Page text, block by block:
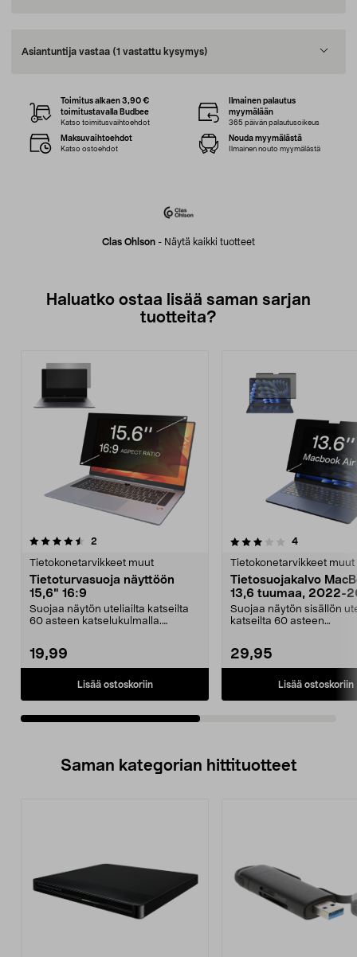
Asiantuntija vastaa (1 vastattu kysymys)
Clas Ohlson - Näytä kaikki tuotteet
Toimitus alkaen 3,90 €
toimitustavalla Budbee
Katso toimitusvaihtoehdot
Ilmainen palautus
myymälään
365 päivän palautusoikeus
Maksuvaihtoehdot
Katso ostoehdot
Nouda myymälästä
Ilmainen nouto myymälästä
Haluatko ostaa lisää saman sarjan
tuotteita?
2
Tietokonetarvikkeet muut
Tietoturvasuoja näyttöön
15,6" 16:9
Suojaa näytön uteliailta katseilta
60 asteen katselukulmalla.
19,99
Lisää ostoskoriin
3.5viidestä
4arvostelut
Tietokonetarvikkeet muut
Tietosuojakalvo
13,6 tuumaa, 2022-
Suojaa näytön sisällön
katseilta 60 asteen
29,95
Lisää ostoskoriin
2.0viidestä
Saman kategorian hittituotteet